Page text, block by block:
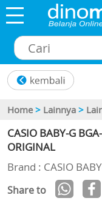
Home > Lainnya >
CASIO BABY-G
ORIGINAL
Brand : CASIO
Share to